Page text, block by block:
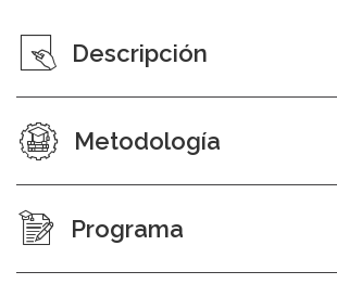
Descripción
Metodología
Programa